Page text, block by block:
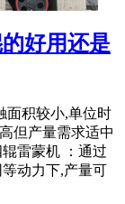
好用还是
面积较小,单位时
但产量需求适中
雷蒙机 ：通过
动力下,产量可